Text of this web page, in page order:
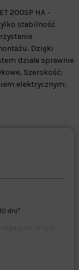
200SP HA -
stabilność
Dzięki
działa sprawnie
Szerokość:
elektrycznym:
dni*